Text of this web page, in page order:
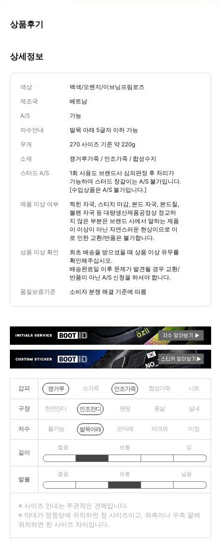
상품후기
상세정보
색상 백색/오렌지/이브닝프림로즈
제조국 베트남
A/S 가능
자수안내 발목 아래 5글자 이하 가능
무게 270 사이즈 기준 약 220g
소재 캥거루가죽 / 인조가죽 / 합성수지
스터드 A/S
1회 사용도 브랜드사 심의판정 후 처리가
가능하며 스터드 창갈이는 A/S 불가입니다.
[수입상품은 A/S 불가입니다.]
제품 이상 여부
찍힌 자국, 스티치 마감, 본드 자국, 본드칠,
볼펜 자국 등 대량생산제품공정상 정교하
지 않은 부분은 브랜드 사에서 말하는 제품
이 이상이 아닌 자연스러운 현상이므로 이
로 인한 교환/반품은 불가합니다.
상품 이상 확인
최초 배송을 받으셨을 때 상품 이상 유무를
확인해주십시오.
배송완료일 이후 문제가 발견될 경우 교환/
반품이 아닌 A/S 신청을 하셔야 합니다.
품질보증기준 소비자 분쟁 해결 기준에 따름
갑피 캥거루 소가죽 인조가죽 합성가죽 니트
구장 천연잔디 인조잔디 맨땅 풋살 실내
자수 불가능 발목아래 끈아래 마크위 미정
길이
짧음 보통 김
발볼
좁음 보통 넓음
※ 사이즈 안내는 주관적인 견해입니다.
※ 막대가 정중앙에 위치하면 정 사이즈이고, 좌측이나 우측 끝에
위치하면 한 사이즈 차이입니다.